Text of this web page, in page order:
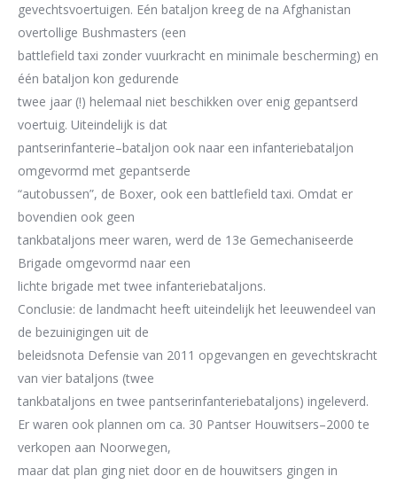
gevechtsvoertuigen. Eén bataljon kreeg de na Afghanistan
overtollige Bushmasters (een
battlefield taxi zonder vuurkracht en minimale bescherming) en
één bataljon kon gedurende
twee jaar (!) helemaal niet beschikken over enig gepantserd
voertuig. Uiteindelijk is dat
pantserinfanterie–bataljon ook naar een infanteriebataljon
omgevormd met gepantserde
“autobussen”, de Boxer, ook een battlefield taxi. Omdat er
bovendien ook geen
tankbataljons meer waren, werd de 13e Gemechaniseerde
Brigade omgevormd naar een
lichte brigade met twee infanteriebataljons.
Conclusie: de landmacht heeft uiteindelijk het leeuwendeel van
de bezuinigingen uit de
beleidsnota Defensie van 2011 opgevangen en gevechtskracht
van vier bataljons (twee
tankbataljons en twee pantserinfanteriebataljons) ingeleverd.
Er waren ook plannen om ca. 30 Pantser Houwitsers–2000 te
verkopen aan Noorwegen,
maar dat plan ging niet door en de houwitsers gingen in